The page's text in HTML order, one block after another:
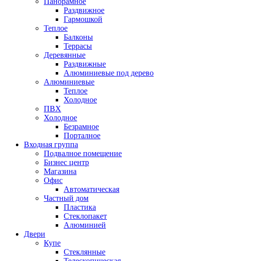
Раздвижное
Гармошкой
Теплое
Балконы
Террасы
Деревянные
Раздвижные
Алюминиевые под дерево
Алюминиевые
Теплое
Холодное
ПВХ
Холодное
Безрамное
Порталное
Входная группа
Подвалное помещение
Бизнес центр
Магазина
Офис
Автоматическая
Частный дом
Пластика
Стеклопакет
Алюминией
Двери
Купе
Стеклянные